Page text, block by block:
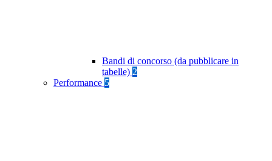
Bandi di concorso (da pubblicare in
tabelle) 2
Performance 5